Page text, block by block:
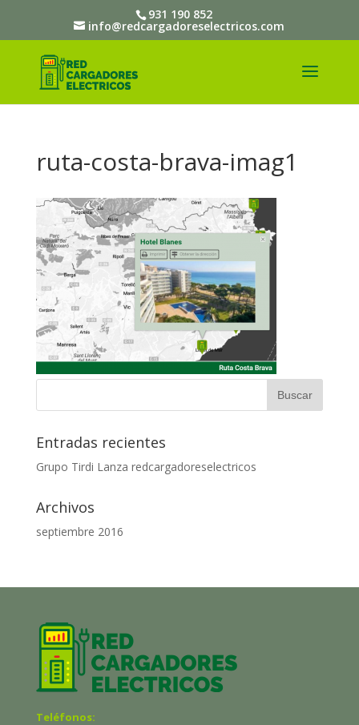
931 190 852
info@redcargadoreselectricos.com
ruta-costa-brava-imag1
Entradas recientes
Grupo Tirdi Lanza redcargadoreselectricos
Archivos
septiembre 2016
Teléfonos: